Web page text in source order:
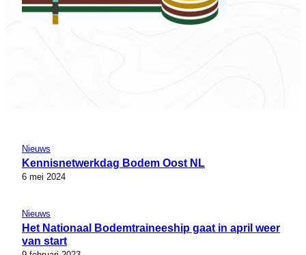
Nieuws
Kennisnetwerkdag Bodem Oost NL
6 mei 2024
Nieuws
Het Nationaal Bodemtraineeship gaat in april weer
van start